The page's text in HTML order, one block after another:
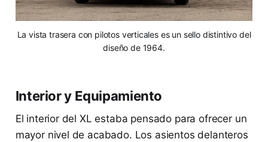
La vista trasera con pilotos verticales es un sello distintivo del
diseño de 1964.
Interior y Equipamiento
El interior del XL estaba pensado para ofrecer un
mayor nivel de acabado. Los asientos delanteros